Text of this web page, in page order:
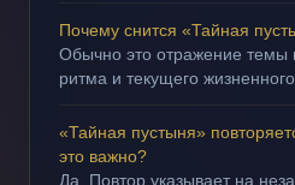
Почему снится «Тайная
Обычно это отражение темы
ритма и текущего
«Тайная пустыня»
это важно?
Да. Повтор указывает на